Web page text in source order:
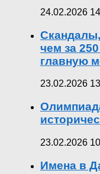
24.02.2026
чем за
главную
23.02.2026
23.02.2026
Имена в